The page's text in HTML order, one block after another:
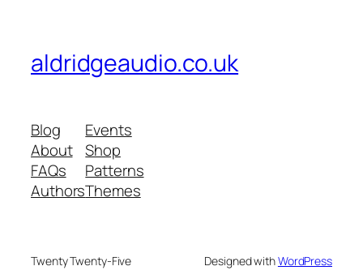
aldridgeaudio.co.uk
Blog
About
FAQs
Authors
Events
Shop
Patterns
Themes
Twenty Twenty-Five Designed withWordPress